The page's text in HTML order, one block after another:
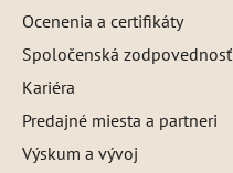
Ocenenia a certifikáty
Spoločenská zodpovednosť
Kariéra
Predajné miesta a partneri
Výskum a vývoj